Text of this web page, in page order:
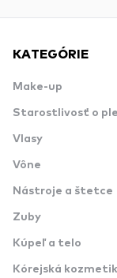
KATEGÓRIE
Make-up
Starostlivosť o
Vlasy
Vône
Nástroje a štetce
Zuby
Kúpeľ a telo
Kórejská